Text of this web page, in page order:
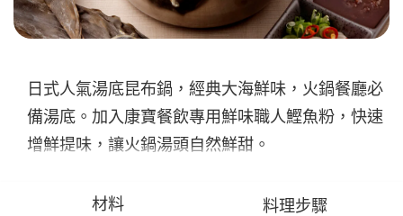
日式人氣湯底昆布鍋，經典大海鮮味，火鍋餐廳必
備湯底。加入康寶餐飲專用鮮味職人鰹魚粉，快速
增鮮提味，讓火鍋湯頭自然鮮甜。
材料 料理步驟